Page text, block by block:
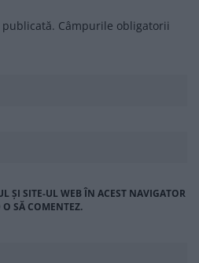
Câmpurile obligatorii
ȘI SITE-UL WEB ÎN ACEST NAVIGATOR
SĂ COMENTEZ.